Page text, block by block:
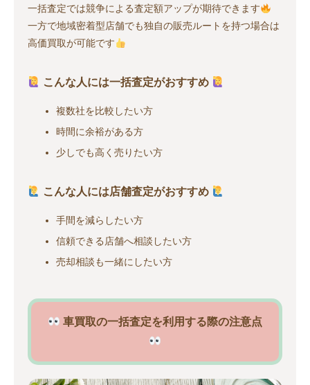
一括査定では競争による査定額アップが期待できます
一方で地域密着型店舗でも独自の販売ルートを持つ場合は
高価買取が可能です
こんな人には一括査定がおすすめ
複数社を比較したい方
時間に余裕がある方
少しでも高く売りたい方
こんな人には店舗査定がおすすめ
手間を減らしたい方
信頼できる店舗へ相談したい方
売却相談も一緒にしたい方
車買取の一括査定を利用する際の注意点